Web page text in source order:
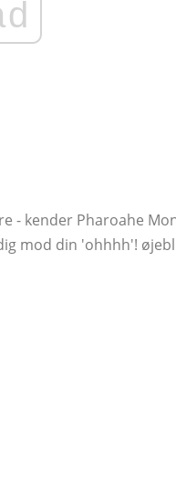
kender Pharoahe
mod din 'ohhhh'!